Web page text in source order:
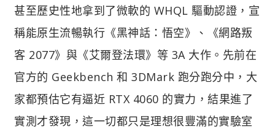
甚至歷史性地拿到了微軟的 WHQL 驅動認證，宣
稱能原生流暢執行《黑神話：悟空》、《網路叛
客 2077》與《艾爾登法環》等 3A 大作。先前在
官方的 Geekbench 和 3DMark 跑分跑分中，大
家都預估它有逼近 RTX 4060 的實力，結果進了
實測才發現，這一切都只是理想很豐滿的實驗室